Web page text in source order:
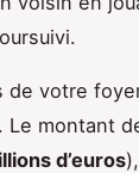
de votre
Le montant
d’euros